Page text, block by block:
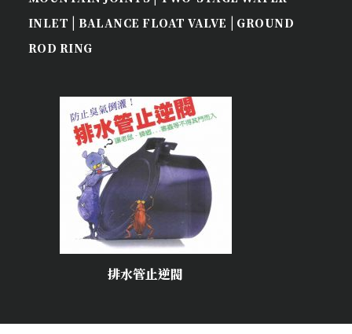
INLET |BALANCE FLOAT VALVE | GROUND
ROD RING
排水管止逆閥